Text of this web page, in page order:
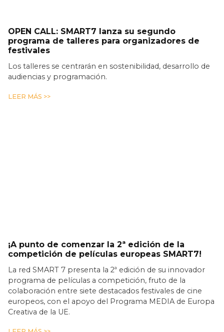
OPEN CALL: SMART7 lanza su segundo
programa de talleres para organizadores de
festivales
Los talleres se centrarán en sostenibilidad, desarrollo de
audiencias y programación.
LEER MÁS >>
¡A punto de comenzar la 2ª edición de la
competición de películas europeas SMART7!
La red SMART 7 presenta la 2ª edición de su innovador
programa de películas a competición, fruto de la
colaboración entre siete destacados festivales de cine
europeos, con el apoyo del Programa MEDIA de Europa
Creativa de la UE.